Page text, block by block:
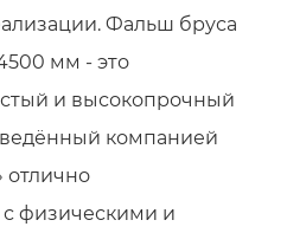
Фальш бруса
мм - это
и высокопрочный
компанией
отлично
физическими и